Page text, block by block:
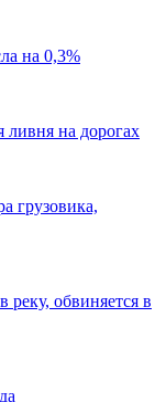
на 0,3%
ливня на дорогах
грузовика,
реку, обвиняется в